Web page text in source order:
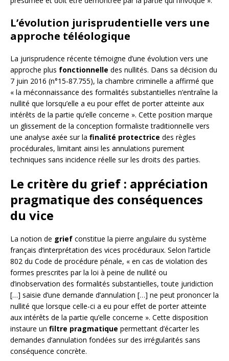
L’évolution jurisprudentielle vers une
approche téléologique
La jurisprudence récente témoigne d’une évolution vers une
approche plus fonctionnelle des nullités. Dans sa décision du
7 juin 2016 (n°15-87.755), la chambre criminelle a affirmé que
« la méconnaissance des formalités substantielles n’entraîne la
nullité que lorsqu’elle a eu pour effet de porter atteinte aux
intérêts de la partie qu’elle concerne ». Cette position marque
un glissement de la conception formaliste traditionnelle vers
une analyse axée sur la finalité protectrice des règles
procédurales, limitant ainsi les annulations purement
techniques sans incidence réelle sur les droits des parties.
Le critère du grief : appréciation
pragmatique des conséquences
du vice
La notion de grief constitue la pierre angulaire du système
français d’interprétation des vices procéduraux. Selon l’article
802 du Code de procédure pénale, « en cas de violation des
formes prescrites par la loi à peine de nullité ou
d’inobservation des formalités substantielles, toute juridiction
[…] saisie d’une demande d’annulation […] ne peut prononcer la
nullité que lorsque celle-ci a eu pour effet de porter atteinte
aux intérêts de la partie qu’elle concerne ». Cette disposition
instaure un filtre pragmatique permettant d’écarter les
demandes d’annulation fondées sur des irrégularités sans
conséquence concrète.